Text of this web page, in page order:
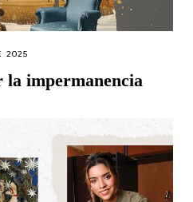
2025
la impermanencia